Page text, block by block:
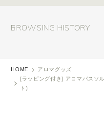
BROWSING HISTORY
HOME
アロマグッズ
[ラッピング付き] アロマバスソ
ト)